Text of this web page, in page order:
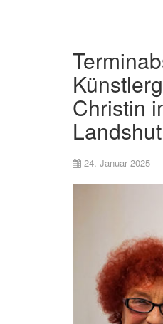
Christin
24. Januar 2025